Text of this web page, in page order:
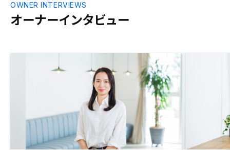
オーナーインタビュー
OWNER INTERVIEWS